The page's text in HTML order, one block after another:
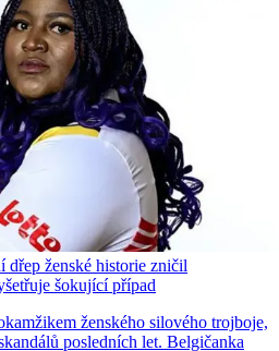
dřep ženské historie zničil
šokující případ
ženského silového trojboje,
posledních let. Belgičanka